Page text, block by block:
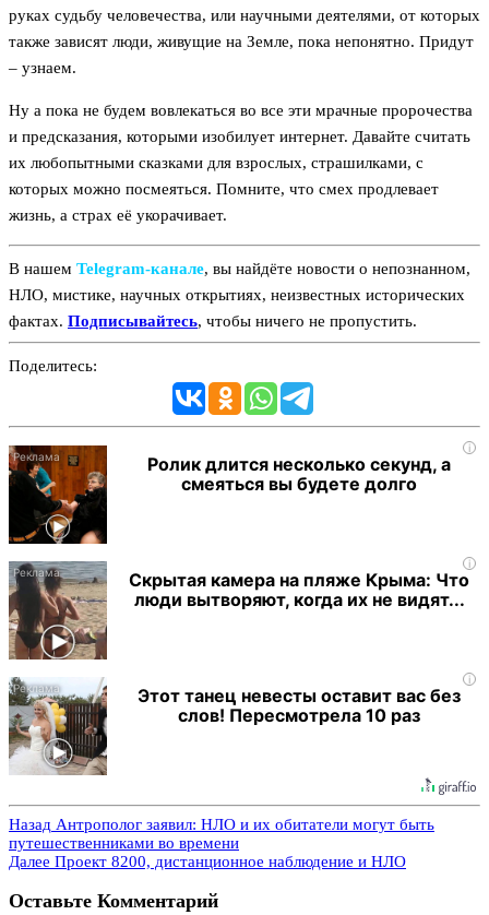
руках судьбу человечества, или научными деятелями, от которых
также зависят люди, живущие на Земле, пока непонятно. Придут
– узнаем.
Ну а пока не будем вовлекаться во все эти мрачные пророчества
и предсказания, которыми изобилует интернет. Давайте считать
их любопытными сказками для взрослых, страшилками, с
которых можно посмеяться. Помните, что смех продлевает
жизнь, а страх её укорачивает.
В нашем Telegram‑канале, вы найдёте новости о непознанном,
НЛО, мистике, научных открытиях, неизвестных исторических
фактах. Подписывайтесь, чтобы ничего не пропустить.
Поделитесь:
i
Ролик длится несколько секунд, а
смеяться вы будете долго
i
Скрытая камера на пляже Крыма: Что
люди вытворяют, когда их не видят...
i
Этот танец невесты оставит вас без
слов! Пересмотрела 10 раз
Назад Антрополог заявил: НЛО и их обитатели могут быть
путешественниками во времени
Далее Проект 8200, дистанционное наблюдение и НЛО
Оставьте Комментарий